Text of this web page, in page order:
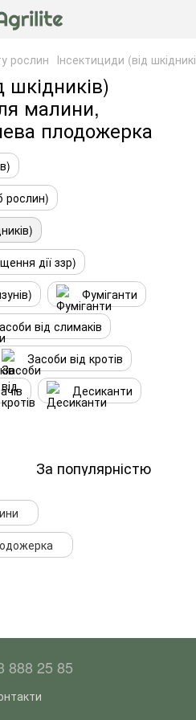
рослин Інсектициди (від
шкідників)
малини,
плодожерка
рослин)
дії ззр)
Фуміганти
від слимаків
Засоби від кротів
Десиканти
За популярністю
888 25 85